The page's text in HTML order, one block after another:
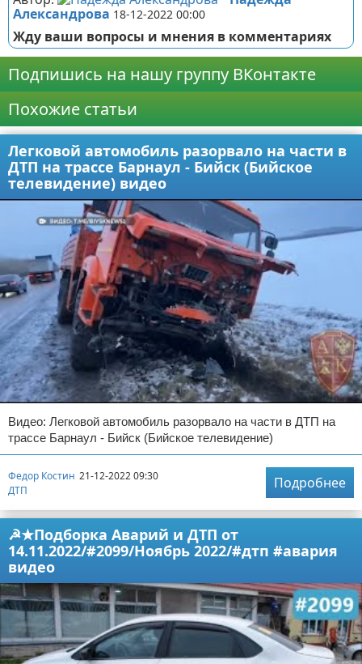
Александрова 18-12-2022 00:00
Жду ваши вопросы и мнения в комментариях
Подпишись на нашу группу ВКонтакте
Похожие статьи
Легковой автомобиль разорвало на части в
ДТП на трассе Барнаул - Бийск (Бийское
телевидение) видео
Видео: Легковой автомобиль разорвало на части в ДТП на
трассе Барнаул - Бийск (Бийское телевидение)
Федор Костин 21-12-2022 09:30
ДТП
Подробнее
☭★Подборка Аварий и ДТП от
14.11.2022/#2099/Ноябрь 2022/#дтп #авария
видео